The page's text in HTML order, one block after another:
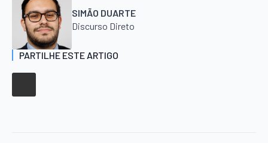
SIMÃO DUARTE
Discurso Direto
PARTILHE ESTE ARTIGO